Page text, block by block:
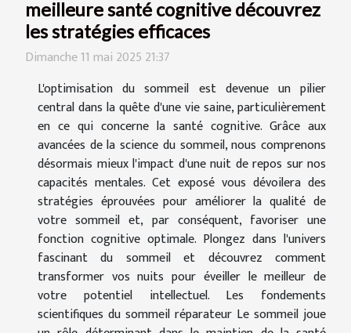
meilleure santé cognitive découvrez
les stratégies efficaces
Dimanche 11 mai 2025 21:37
L'optimisation du sommeil est devenue un pilier
central dans la quête d'une vie saine, particulièrement
en ce qui concerne la santé cognitive. Grâce aux
avancées de la science du sommeil, nous comprenons
désormais mieux l'impact d'une nuit de repos sur nos
capacités mentales. Cet exposé vous dévoilera des
stratégies éprouvées pour améliorer la qualité de
votre sommeil et, par conséquent, favoriser une
fonction cognitive optimale. Plongez dans l'univers
fascinant du sommeil et découvrez comment
transformer vos nuits pour éveiller le meilleur de
votre potentiel intellectuel. Les fondements
scientifiques du sommeil réparateur Le sommeil joue